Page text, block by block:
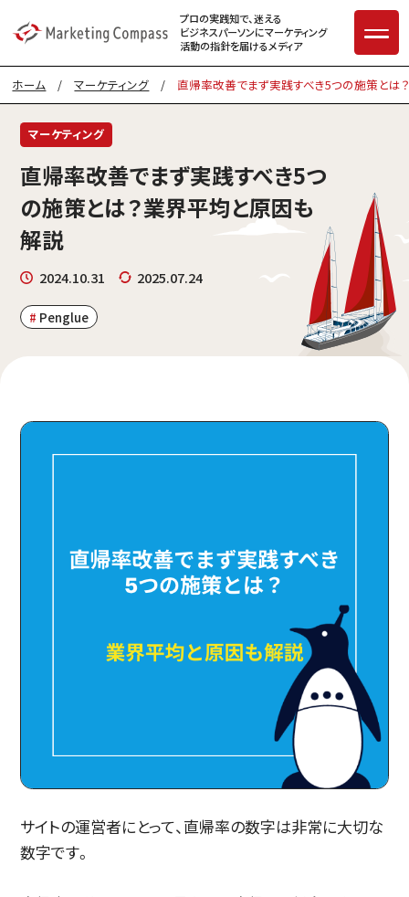
プロの実践知で、迷える
ビジネスパーソンにマーケティング
活動の指針を届けるメディア
ホーム /マーケティング / 直帰率改善でまず実践すべき5つの施策とは
マーケティング
直帰率改善でまず実践すべき5つ
の施策とは？業界平均と原因も
解説
2024.10.31 2025.07.24
Penglue
サイトの運営者にとって、直帰率の数字は非常に大切な
数字です。